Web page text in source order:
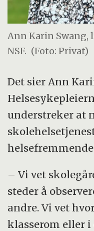
Ann Karin Swang,
NSF. (Foto: Privat)
Det sier Ann
understreker at
– Vi vet
steder å
andre. Vi vet
klasserom eller